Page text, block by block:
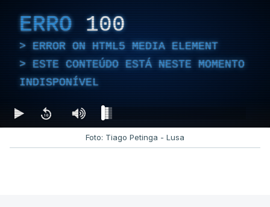
ERRO 100
ERROR ON HTML5 MEDIA ELEMENT
ESTE CONTEÚDO ESTÁ NESTE MOMENTO
INDISPONÍVEL
Foto: Tiago Petinga - Lusa